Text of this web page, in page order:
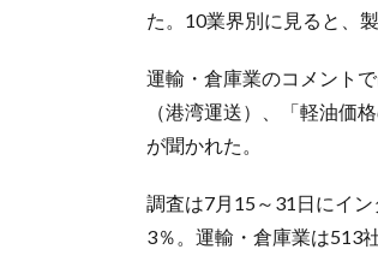
た。10業界別に見ると、
運輸・倉庫業のコメント
（港湾運送）、「軽油価
が聞かれた。
調査は7月15～31日にイ
3％。運輸・倉庫業は513